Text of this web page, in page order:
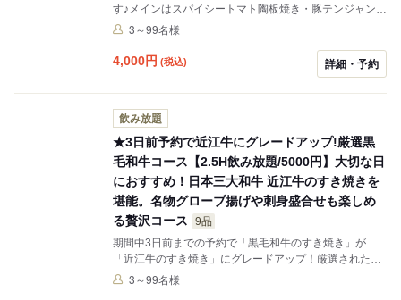
す♪メインはスパイシートマト陶板焼き・豚テンジャンチ
ゲ鍋に変更可能！変更ご希望あれば備考に記載お願いい
致します。
3～99名様
4,000円 (税込) 詳細・予約
飲み放題
★3日前予約で近江牛にグレードアップ!厳選黒
毛和牛コース【2.5H飲み放題/5000円】大切な日
におすすめ！日本三大和牛 近江牛のすき焼きを
堪能。名物グローブ揚げや刺身盛合せも楽しめ
る贅沢コース
9品
期間中3日前までの予約で「黒毛和牛のすき焼き」が
「近江牛のすき焼き」にグレードアップ！厳選された近
江牛を贅沢に使ったすき焼き鍋、お刺身の盛合せ、豚角
3～99名様